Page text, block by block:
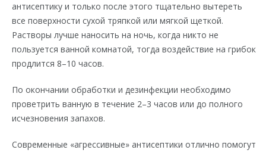
антисептику и только после этого тщательно вытереть
все поверхности сухой тряпкой или мягкой щеткой.
Растворы лучше наносить на ночь, когда никто не
пользуется ванной комнатой, тогда воздействие на грибок
продлится 8–10 часов.
По окончании обработки и дезинфекции необходимо
проветрить ванную в течение 2–3 часов или до полного
исчезновения запахов.
Современные «агрессивные» антисептики отлично помогут